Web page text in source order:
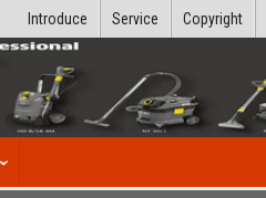
Copyright
Service
Introduce